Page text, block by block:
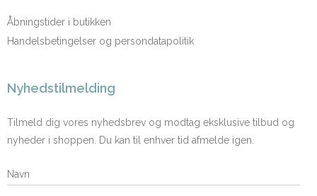
Åbningstider i butikken
Handelsbetingelser og persondatapolitik
Nyhedstilmelding
Tilmeld dig vores nyhedsbrev og modtag eksklusive tilbud og
nyheder i shoppen. Du kan til enhver tid afmelde igen.